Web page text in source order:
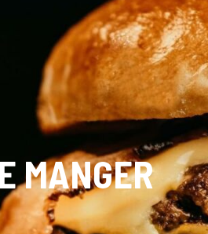
MANGER